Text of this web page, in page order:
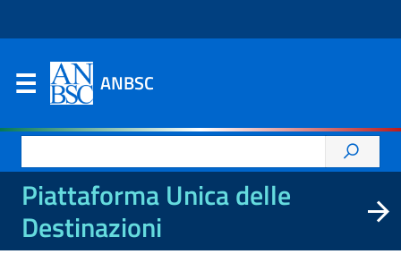
ANBSC
per:
Piattaforma Unica delle
Destinazioni